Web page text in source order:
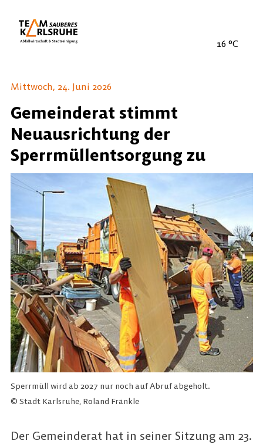
16 °C
Mittwoch, 24. Juni 2026
Gemeinderat stimmt
Neuausrichtung der
Sperrmüllentsorgung zu
Sperrmüll wird ab 2027 nur noch auf Abruf abgeholt.
© Stadt Karlsruhe, Roland Fränkle
Der Gemeinderat hat in seiner Sitzung am 23.